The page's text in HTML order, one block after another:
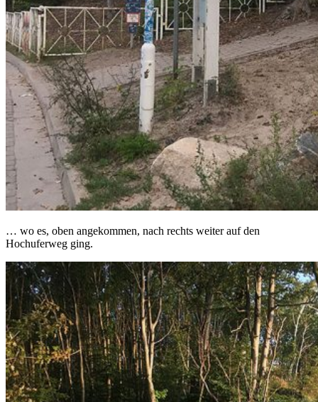
… wo es, oben angekommen, nach rechts weiter auf den
Hochuferweg ging.